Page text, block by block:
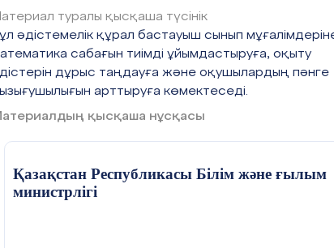
туралы қысқаша түсінік
әдістемелік құрал бастауыш сынып
сабағын тиімді ұйымдастыруға, оқыту
дұрыс таңдауға және оқушылардың пәнге
арттыруға көмектеседі.
қысқаша нұсқасы
Қазақстан Республикасы Білім және ғылым
министрлігі